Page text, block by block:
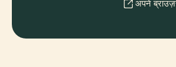
अपने